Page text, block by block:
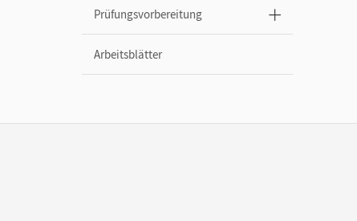
Prüfungsvorbereitung
Arbeitsblätter